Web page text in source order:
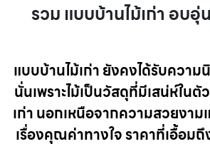
รวม แบบบ้านไม้เก่า อบ
แบบบ้านไม้เก่า ยังคงได้รับความ
นั่นเพราะไม้เป็นวัสดุที่มีเสน่ห์ในตัว
เก่า นอกเหนือจากความสวยงา
เรื่องคุณค่าทางใจ ราคาที่เอื้อมถึ